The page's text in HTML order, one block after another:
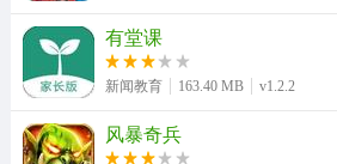
有堂课
新闻教育 163.40 MB v1.2.2
风暴奇兵